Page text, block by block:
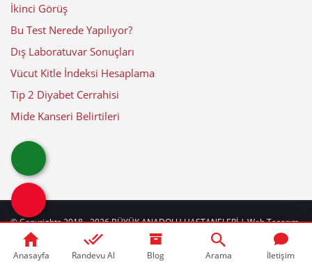
Anasayfa Randevu Al Blog Arama İletişim
İkinci Görüş
Bu Test Nerede Yapılıyor?
Dış Laboratuvar Sonuçları
Vücut Kitle İndeksi Hesaplama
Tip 2 Diyabet Cerrahisi
Mide Kanseri Belirtileri
© Copyrights 2018 - 2026BÜYÜK ANADOLU HASTANELERİ| Web Tasarım
web Güncelleme Tarihi: 08-08-2026